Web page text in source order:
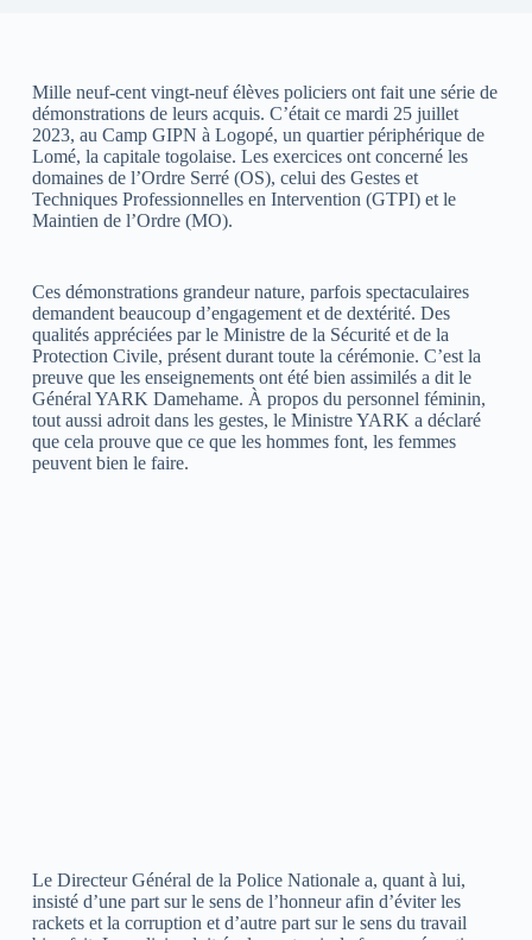
Mille neuf-cent vingt-neuf élèves policiers ont fait une série de
démonstrations de leurs acquis. C’était ce mardi 25 juillet
2023, au Camp GIPN à Logopé, un quartier périphérique de
Lomé, la capitale togolaise. Les exercices ont concerné les
domaines de l’Ordre Serré (OS), celui des Gestes et
Techniques Professionnelles en Intervention (GTPI) et le
Maintien de l’Ordre (MO).
Ces démonstrations grandeur nature, parfois spectaculaires
demandent beaucoup d’engagement et de dextérité. Des
qualités appréciées par le Ministre de la Sécurité et de la
Protection Civile, présent durant toute la cérémonie. C’est la
preuve que les enseignements ont été bien assimilés a dit le
Général YARK Damehame. À propos du personnel féminin,
tout aussi adroit dans les gestes, le Ministre YARK a déclaré
que cela prouve que ce que les hommes font, les femmes
peuvent bien le faire.
Le Directeur Général de la Police Nationale a, quant à lui,
insisté d’une part sur le sens de l’honneur afin d’éviter les
rackets et la corruption et d’autre part sur le sens du travail